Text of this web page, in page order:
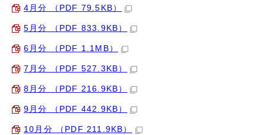
4月分 （PDF 79.5KB）
5月分 （PDF 833.9KB）
6月分 （PDF 1.1MB）
7月分 （PDF 527.3KB）
8月分 （PDF 216.9KB）
9月分 （PDF 442.9KB）
10月分 （PDF 211.9KB）